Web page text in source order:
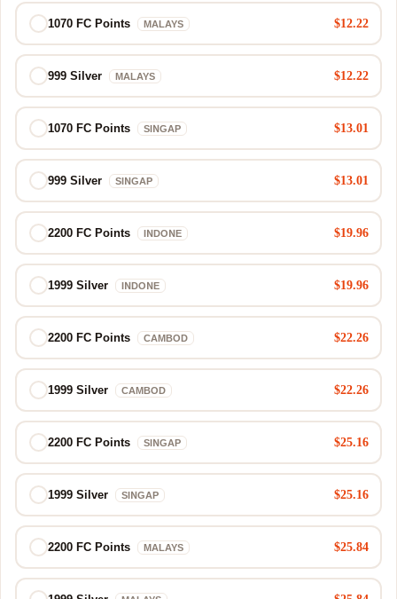
1070 FC Points MALAYS $12.22
999 Silver MALAYS $12.22
1070 FC Points SINGAP $13.01
999 Silver SINGAP $13.01
2200 FC Points INDONE $19.96
1999 Silver INDONE $19.96
2200 FC Points CAMBOD $22.26
1999 Silver CAMBOD $22.26
2200 FC Points SINGAP $25.16
1999 Silver SINGAP $25.16
2200 FC Points MALAYS $25.84